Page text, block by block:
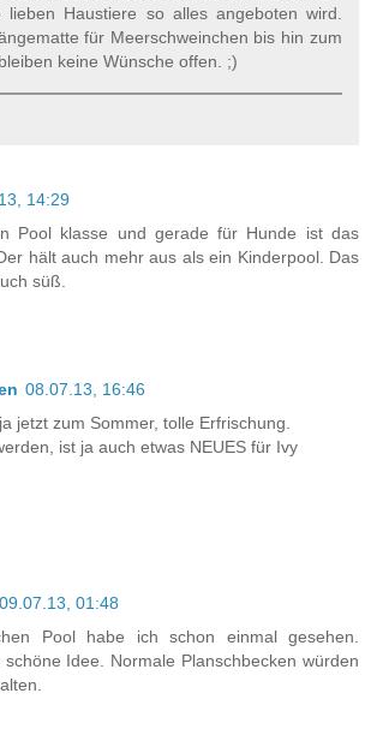
lieben Haustiere so alles angeboten wird.
für Meerschweinchen bis hin zum
keine Wünsche offen. ;)
14:29
Pool klasse und gerade für Hunde ist das
hält auch mehr aus als ein Kinderpool. Das
süß.
08.07.13, 16:46
jetzt zum Sommer, tolle Erfrischung.
ist ja auch etwas NEUES für Ivy
09.07.13, 01:48
Pool habe ich schon einmal gesehen.
schöne Idee. Normale Planschbecken würden